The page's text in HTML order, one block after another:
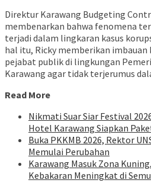
Direktur Karawang Budgeting
membenarkan bahwa fenomena
terjadi dalam lingkaran kasus
hal itu, Ricky memberikan imbauan
pejabat publik di lingkungan
Karawang agar tidak terjerumus
Read More
Nikmati Suar Siar Festival
Hotel Karawang Siapkan
Buka PKKMB 2026, Rektor
Memulai Perubahan
Karawang Masuk Zona
Kebakaran Meningkat di